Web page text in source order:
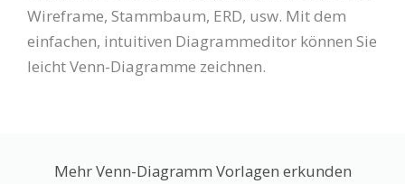
Wireframe, Stammbaum, ERD, usw. Mit dem
einfachen, intuitiven Diagrammeditor können Sie
leicht Venn-Diagramme zeichnen.
Mehr Venn-Diagramm Vorlagen erkunden